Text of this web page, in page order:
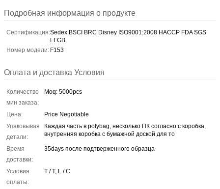
Подробная информация о продукте
Сертификация:Sedex BSCI BRC Disney ISO9001:2008 HACCP FDA SGS
LFGB
Номер модели: F153
Оплата и доставка Условия
Количество
мин заказа:
Moq: 5000pcs
Цена:
Price Negotiable
Упаковывая
детали:
Каждая часть в polybag, несколько ПК согласно с коробка,
внутренняя коробка с бумажной доской для то
Время
доставки:
35days после подтверженного образца
Условия
оплаты:
T / T, L / C